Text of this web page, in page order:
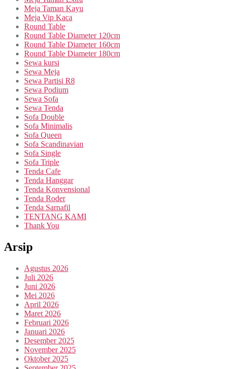
Meja Taman Kayu
Meja Vip Kaca
Round Table
Round Table Diameter 120cm
Round Table Diameter 160cm
Round Table Diameter 180cm
Sewa kursi
Sewa Meja
Sewa Partisi R8
Sewa Podium
Sewa Sofa
Sewa Tenda
Sofa Double
Sofa Minimalis
Sofa Queen
Sofa Scandinavian
Sofa Single
Sofa Triple
Tenda Cafe
Tenda Hanggar
Tenda Konvensional
Tenda Roder
Tenda Sarnafil
TENTANG KAMI
Thank You
Arsip
Agustus 2026
Juli 2026
Juni 2026
Mei 2026
April 2026
Maret 2026
Februari 2026
Januari 2026
Desember 2025
November 2025
Oktober 2025